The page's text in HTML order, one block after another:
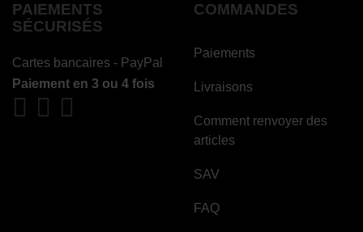
PAIEMENTS
SÉCURISÉS
Cartes bancaires - PayPal
Paiement en 3 ou 4 fois
COMMANDES
Paiements
Livraisons
Comment renvoyer des
articles
SAV
FAQ